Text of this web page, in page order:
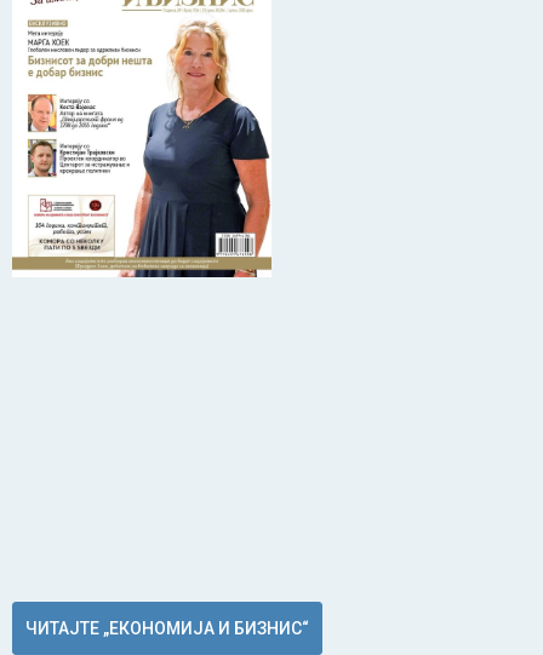
ЧИТАЈТЕ „ЕКОНОМИЈА И БИЗНИС“